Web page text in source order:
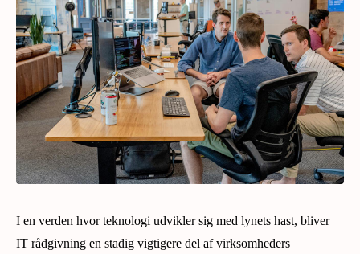
I en verden hvor teknologi udvikler sig med lynets hast, bliver
IT rådgivning en stadig vigtigere del af virksomheders